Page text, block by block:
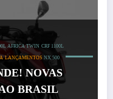
AFRICA TWIN CRF 1100L
LANÇAMENTOS NX 500
NOVAS
BRASIL